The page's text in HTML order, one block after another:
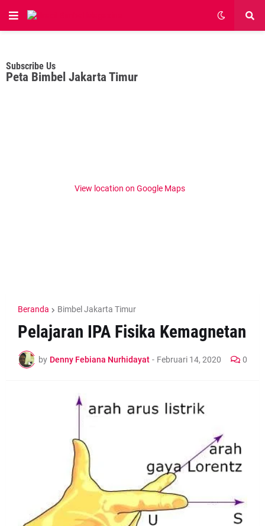
Subscribe Us
Peta Bimbel Jakarta Timur
View location on Google Maps
Beranda Bimbel Jakarta Timur
Pelajaran IPA Fisika Kemagnetan
by Denny Febiana Nurhidayat - Februari 14, 2020 0